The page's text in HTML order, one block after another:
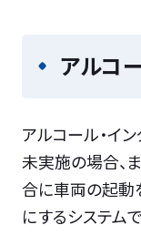
アルコ
アルコール・イ
未実施の場合、
合に車両の起動
にするシステムで